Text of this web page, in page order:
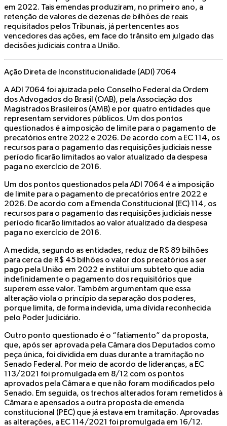
em 2022. Tais emendas produziram, no primeiro ano, a
retenção de valores de dezenas de bilhões de reais
requisitados pelos Tribunais, já pertencentes aos
vencedores das ações, em face do trânsito em julgado das
decisões judiciais contra a União.
Ação Direta de Inconstitucionalidade (ADI) 7064
A ADI 7064 foi ajuizada pelo Conselho Federal da Ordem
dos Advogados do Brasil (OAB), pela Associação dos
Magistrados Brasileiros (AMB) e por quatro entidades que
representam servidores públicos. Um dos pontos
questionados é a imposição de limite para o pagamento de
precatórios entre 2022 e 2026. De acordo com a EC 114, os
recursos para o pagamento das requisições judiciais nesse
período ficarão limitados ao valor atualizado da despesa
paga no exercício de 2016.
Um dos pontos questionados pela ADI 7064 é a imposição
de limite para o pagamento de precatórios entre 2022 e
2026. De acordo com a Emenda Constitucional (EC) 114, os
recursos para o pagamento das requisições judiciais nesse
período ficarão limitados ao valor atualizado da despesa
paga no exercício de 2016.
A medida, segundo as entidades, reduz de R$ 89 bilhões
para cerca de R$ 45 bilhões o valor dos precatórios a ser
pago pela União em 2022 e institui um subteto que adia
indefinidamente o pagamento dos requisitórios que
superem esse valor. Também argumentam que essa
alteração viola o princípio da separação dos poderes,
porque limita, de forma indevida, uma dívida reconhecida
pelo Poder Judiciário.
Outro ponto questionado é o “fatiamento” da proposta,
que, após ser aprovada pela Câmara dos Deputados como
peça única, foi dividida em duas durante a tramitação no
Senado Federal. Por meio de acordo de lideranças, a EC
113/2021 foi promulgada em 8/12 com os pontos
aprovados pela Câmara e que não foram modificados pelo
Senado. Em seguida, os trechos alterados foram remetidos à
Câmara e apensados a outra proposta de emenda
constitucional (PEC) que já estava em tramitação. Aprovadas
as alterações, a EC 114/2021 foi promulgada em 16/12.